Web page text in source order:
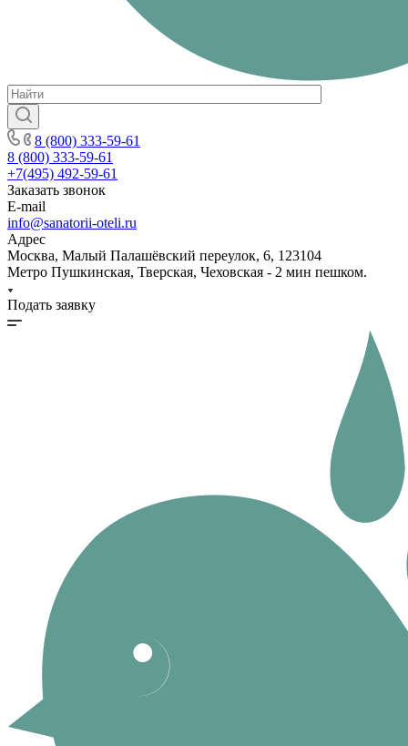
8 (800) 333-59-61
8 (800) 333-59-61
+7(495) 492-59-61
Заказать звонок
E-mail
info@sanatorii-oteli.ru
Адрес
Москва, Малый Палашёвский переулок, 6, 123104
Метро Пушкинская, Тверская, Чеховская - 2 мин пешком.
Подать заявку